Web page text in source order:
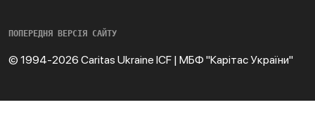
ПОПЕРЕДНЯ ВЕРСІЯ САЙТУ
© 1994-2026 Caritas Ukraine ICF | МБФ "Карітас України"